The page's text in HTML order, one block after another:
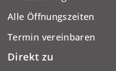
Alle Öffnungszeiten
Termin vereinbaren
Direkt zu